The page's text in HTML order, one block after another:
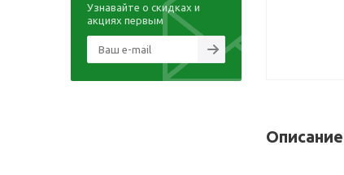
Описание
Узнавайте о скидках и
акциях первым